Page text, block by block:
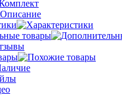
товары